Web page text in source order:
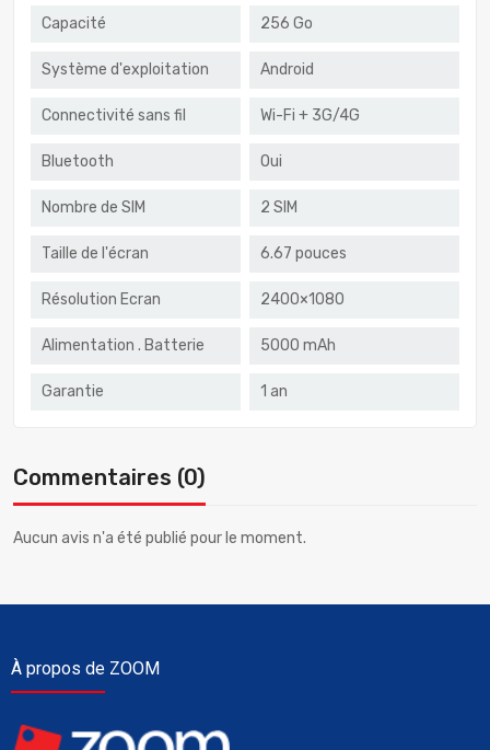
Capacité 256 Go
Système d'exploitation Android
Connectivité sans fil Wi-Fi + 3G/4G
Bluetooth Oui
Nombre de SIM 2 SIM
Taille de l'écran 6.67 pouces
Résolution Ecran 2400×1080
Alimentation . Batterie 5000 mAh
Garantie 1 an
Commentaires (0)
Aucun avis n'a été publié pour le moment.
À propos de ZOOM